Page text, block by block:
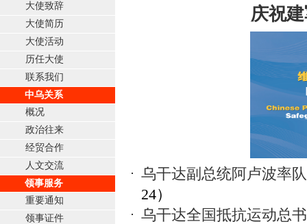
大使致辞
大使简历
大使活动
历任大使
联系我们
中乌关系
概况
政治往来
经贸合作
人文交流
领事服务
重要通知
领事证件
庆祝
乌干达副总统阿卢波率
24）
乌干达全国抵抗运动总